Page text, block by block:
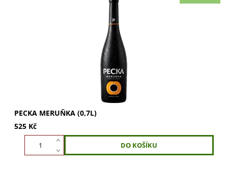
Pecka Meruňka 0,7 l – meruňková specialita s vůní
marmelády. Pecka Meruňka je moderní ovocná specialita
s meruňkovým destilátem z...
PECKA MERUŇKA (0,7L)
525 Kč